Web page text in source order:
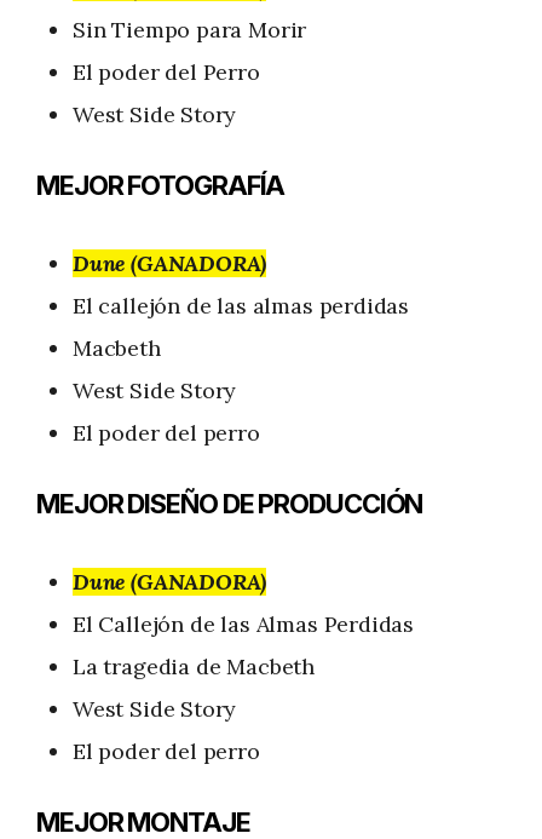
Sin Tiempo para Morir
El poder del Perro
West Side Story
MEJOR FOTOGRAFÍA
Dune (GANADORA)
El callejón de las almas perdidas
Macbeth
West Side Story
El poder del perro
MEJOR DISEÑO DE PRODUCCIÓN
Dune (GANADORA)
El Callejón de las Almas Perdidas
La tragedia de Macbeth
West Side Story
El poder del perro
MEJOR MONTAJE